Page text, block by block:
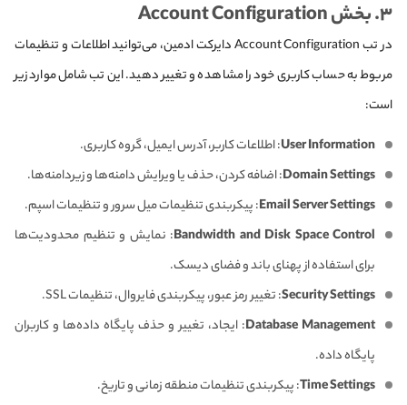
۳. بخش Account Configuration
در تب Account Configuration دایرکت ادمین، می‌توانید اطلاعات و تنظیمات
مربوط به حساب کاربری خود را مشاهده و تغییر دهید. این تب شامل موارد زیر
است:
User Information: اطلاعات کاربر، آدرس ایمیل، گروه کاربری.
Domain Settings: اضافه کردن، حذف یا ویرایش دامنه‌ها و زیردامنه‌ها.
Email Server Settings: پیکربندی تنظیمات میل سرور و تنظیمات اسپم.
Bandwidth and Disk Space Control: نمایش و تنظیم محدودیت‌ها
برای استفاده از پهنای باند و فضای دیسک.
Security Settings: تغییر رمز عبور، پیکربندی فایروال، تنظیمات SSL.
Database Management: ایجاد، تغییر و حذف پایگاه داده‌ها و کاربران
پایگاه داده.
Time Settings: پیکربندی تنظیمات منطقه زمانی و تاریخ.